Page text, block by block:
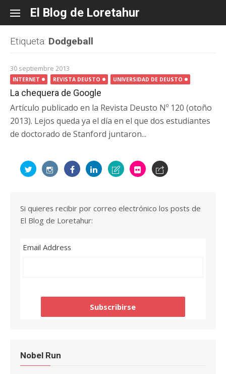
content
El Blog de Loretahur
Etiqueta: Dodgeball
30 septiembre 2013
INTERNET REVISTA DEUSTO UNIVERSIDAD DE DEUSTO
La chequera de Google
Artículo publicado en la Revista Deusto Nº 120 (otoño
2013). Lejos queda ya el día en el que dos estudiantes
de doctorado de Stanford juntaron...
Si quieres recibir por correo electrónico los posts de
El Blog de Loretahur:
Email Address
Nobel Run